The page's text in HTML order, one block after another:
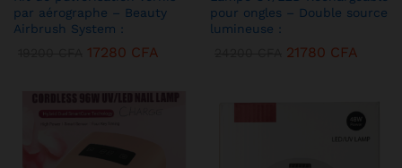
par aérographe – Beauty
Airbrush System :
17280 CFA
pour ongles – Double source
lumineuse :
21780 CFA